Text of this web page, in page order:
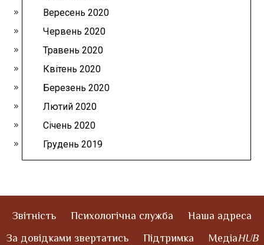
Вересень 2020
Червень 2020
Травень 2020
Квітень 2020
Березень 2020
Лютий 2020
Січень 2020
Грудень 2019
Звітність Психологічна служба
Наша адреса
За довідками звертатись
Підтримка МедіаHUB